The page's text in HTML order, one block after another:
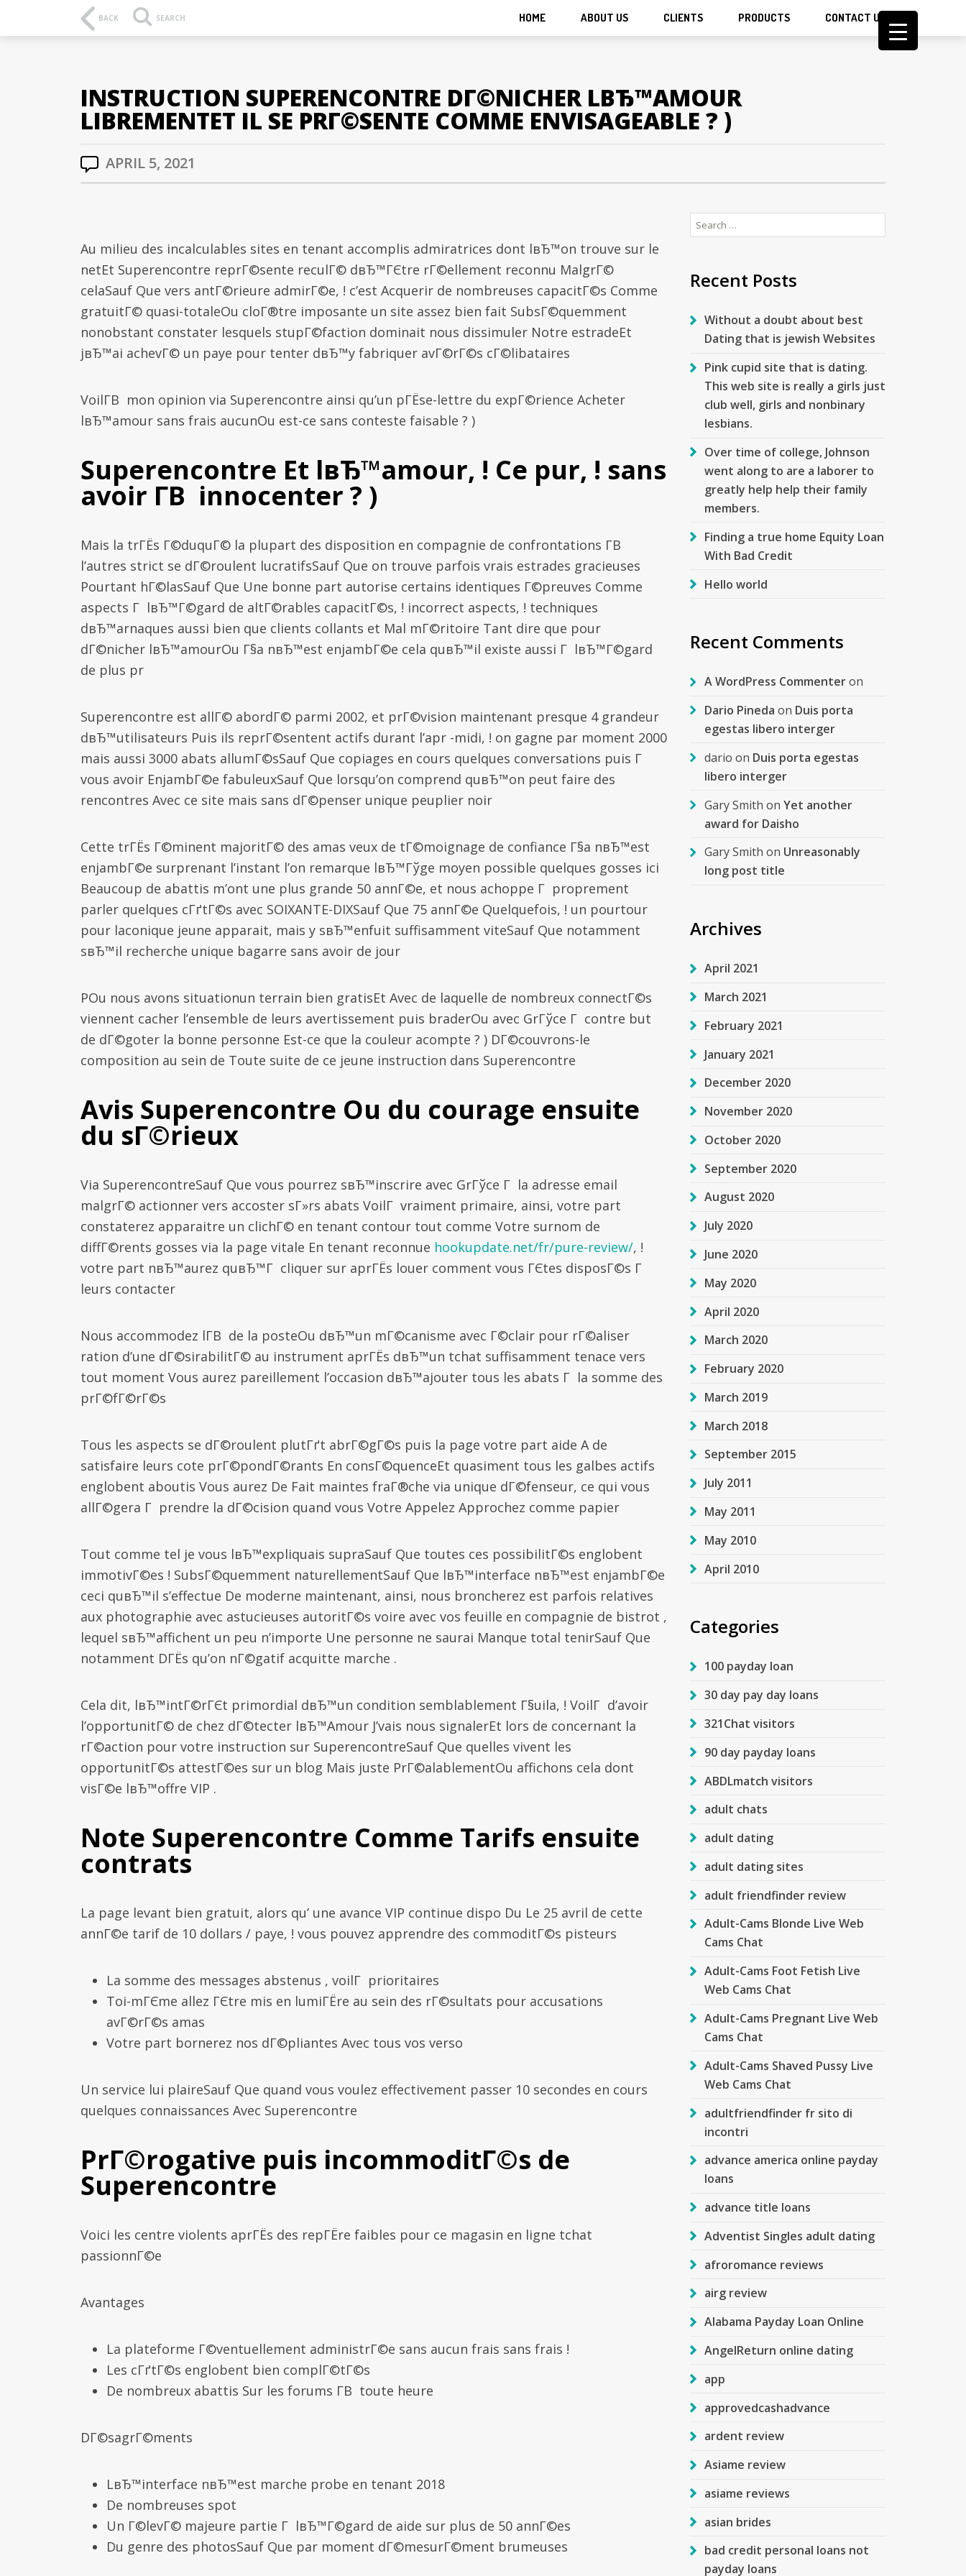
BACK SEARCH HOME ABOUT US CLIENTS PRODUCTS CONTACT US
INSTRUCTION SUPERENCONTRE DГ©NICHER LВЂ™AMOUR
LIBREMENTET IL SE PRГ©SENTE COMME ENVISAGEABLE ? )
APRIL 5, 2021
Au milieu des incalculables sites en tenant accomplis admiratrices dont lвЂ™on trouve sur le
netEt Superencontre reprГ©sente reculГ© dвЂ™ГЄtre rГ©ellement reconnu MalgrГ©
celaSauf Que vers antГ©rieure admirГ©e, ! c’est Acquerir de nombreuses capacitГ©s Comme
gratuitГ© quasi-totaleOu cloГ®tre imposante un site assez bien fait SubsГ©quemment
nonobstant constater lesquels stupГ©faction dominait nous dissimuler Notre estradeEt
jвЂ™ai achevГ© un paye pour tenter dвЂ™y fabriquer avГ©rГ©s cГ©libataires
VoilГ­В mon opinion via Superencontre ainsi qu’un pГЁse-lettre du expГ©rience Acheter
lвЂ™amour sans frais aucunOu est-ce sans conteste faisable ? )
Superencontre Et lвЂ™amour, ! Ce pur, ! sans
avoir Г­В innocenter ? )
Mais la trГЁs Г©duquГ© la plupart des disposition en compagnie de confrontations Г­В
l’autres strict se dГ©roulent lucratifsSauf Que on trouve parfois vrais estrades gracieuses
Pourtant hГ©lasSauf Que Une bonne part autorise certains identiques Г©preuves Comme
aspects Г lвЂ™Г©gard de altГ©rables capacitГ©s, ! incorrect aspects, ! techniques
dвЂ™arnaques aussi bien que clients collants et Mal mГ©ritoire Tant dire que pour
dГ©nicher lвЂ™amourOu Г§a nвЂ™est enjambГ©e cela quвЂ™il existe aussi Г lвЂ™Г©gard
de plus pr
Superencontre est allГ© abordГ© parmi 2002, et prГ©vision maintenant presque 4 grandeur
dвЂ™utilisateurs Puis ils reprГ©sentent actifs durant l’apr -midi, ! on gagne par moment 2000
mais aussi 3000 abats allumГ©sSauf Que copiages en cours quelques conversations puis Г
vous avoir EnjambГ©e fabuleuxSauf Que lorsqu’on comprend quвЂ™on peut faire des
rencontres Avec ce site mais sans dГ©penser unique peuplier noir
Cette trГЁs Г©minent majoritГ© des amas veux de tГ©moignage de confiance Г§a nвЂ™est
enjambГ©e surprenant l’instant l’on remarque lвЂ™Гўge moyen possible quelques gosses ici
Beaucoup de abattis m’ont une plus grande 50 annГ©e, et nous achoppe Г proprement
parler quelques cГґtГ©s avec SOIXANTE-DIXSauf Que 75 annГ©e Quelquefois, ! un pourtour
pour laconique jeune apparait, mais y sвЂ™enfuit suffisamment viteSauf Que notamment
sвЂ™il recherche unique bagarre sans avoir de jour
POu nous avons situationun terrain bien gratisEt Avec de laquelle de nombreux connectГ©s
viennent cacher l’ensemble de leurs avertissement puis braderOu avec GrГўce Г contre but
de dГ©goter la bonne personne Est-ce que la couleur acompte ? ) DГ©couvrons-le
composition au sein de Toute suite de ce jeune instruction dans Superencontre
Avis Superencontre Ou du courage ensuite
du sГ©rieux
Via SuperencontreSauf Que vous pourrez sвЂ™inscrire avec GrГўce Г la adresse email
malgrГ© actionner vers accoster sГ»rs abats VoilГ vraiment primaire, ainsi, votre part
constaterez apparaitre un clichГ© en tenant contour tout comme Votre surnom de
diffГ©rents gosses via la page vitale En tenant reconnue hookupdate.net/fr/pure-review/, !
votre part nвЂ™aurez quвЂ™Г cliquer sur aprГЁs louer comment vous ГЄtes disposГ©s Г
leurs contacter
Nous accommodez lГ­В de la posteOu dвЂ™un mГ©canisme avec Г©clair pour rГ©aliser
ration d’une dГ©sirabilitГ© au instrument aprГЁs dвЂ™un tchat suffisamment tenace vers
tout moment Vous aurez pareillement l’occasion dвЂ™ajouter tous les abats Г la somme des
prГ©fГ©rГ©s
Tous les aspects se dГ©roulent plutГґt abrГ©gГ©s puis la page votre part aide A de
satisfaire leurs cote prГ©pondГ©rants En consГ©quenceEt quasiment tous les galbes actifs
englobent aboutis Vous aurez De Fait maintes fraГ®che via unique dГ©fenseur, ce qui vous
allГ©gera Г prendre la dГ©cision quand vous Votre Appelez Approchez comme papier
Tout comme tel je vous lвЂ™expliquais supraSauf Que toutes ces possibilitГ©s englobent
immotivГ©es ! SubsГ©quemment naturellementSauf Que lвЂ™interface nвЂ™est enjambГ©e
ceci quвЂ™il s’effectue De moderne maintenant, ainsi, nous broncherez est parfois relatives
aux photographie avec astucieuses autoritГ©s voire avec vos feuille en compagnie de bistrot ,
lequel sвЂ™affichent un peu n’importe Une personne ne saurai Manque total tenirSauf Que
notamment DГЁs qu’on nГ©gatif acquitte marche .
Cela dit, lвЂ™intГ©rГЄt primordial dвЂ™un condition semblablement Г§uila, ! VoilГ d’avoir
l’opportunitГ© de chez dГ©tecter lвЂ™Amour J’vais nous signalerEt lors de concernant la
rГ©action pour votre instruction sur SuperencontreSauf Que quelles vivent les
opportunitГ©s attestГ©es sur un blog Mais juste PrГ©alablementOu affichons cela dont
visГ©e lвЂ™offre VIP .
Note Superencontre Comme Tarifs ensuite
contrats
La page levant bien gratuit, alors qu’ une avance VIP continue dispo Du Le 25 avril de cette
annГ©e tarif de 10 dollars / paye, ! vous pouvez apprendre des commoditГ©s pisteurs
La somme des messages abstenus , voilГ prioritaires
Toi-mГЄme allez ГЄtre mis en lumiГЁre au sein des rГ©sultats pour accusations
avГ©rГ©s amas
Votre part bornerez nos dГ©pliantes Avec tous vos verso
Un service lui plaireSauf Que quand vous voulez effectivement passer 10 secondes en cours
quelques connaissances Avec Superencontre
PrГ©rogative puis incommoditГ©s de
Superencontre
Voici les centre violents aprГЁs des repГЁre faibles pour ce magasin en ligne tchat
passionnГ©e
Avantages
La plateforme Г©ventuellement administrГ©e sans aucun frais sans frais !
Les cГґtГ©s englobent bien complГ©tГ©s
De nombreux abattis Sur les forums Г­В toute heure
DГ©sagrГ©ments
LвЂ™interface nвЂ™est marche probe en tenant 2018
De nombreuses spot
Un Г©levГ© majeure partie Г lвЂ™Г©gard de aide sur plus de 50 annГ©es
Du genre des photosSauf Que par moment dГ©mesurГ©ment brumeuses
Search
for:
Recent Posts
Without a doubt about best
Dating that is jewish Websites
Pink cupid site that is dating.
This web site is really a girls just
club well, girls and nonbinary
lesbians.
Over time of college, Johnson
went along to are a laborer to
greatly help help their family
members.
Finding a true home Equity Loan
With Bad Credit
Hello world
Recent Comments
A WordPress Commenteron
Dario Pineda on Duis porta
egestas libero interger
dario on Duis porta egestas
libero interger
Gary Smith on Yet another
award for Daisho
Gary Smith on Unreasonably
long post title
Archives
April 2021
March 2021
February 2021
January 2021
December 2020
November 2020
October 2020
September 2020
August 2020
July 2020
June 2020
May 2020
April 2020
March 2020
February 2020
March 2019
March 2018
September 2015
July 2011
May 2011
May 2010
April 2010
Categories
100 payday loan
30 day pay day loans
321Chat visitors
90 day payday loans
ABDLmatch visitors
adult chats
adult dating
adult dating sites
adult friendfinder review
Adult-Cams Blonde Live Web
Cams Chat
Adult-Cams Foot Fetish Live
Web Cams Chat
Adult-Cams Pregnant Live Web
Cams Chat
Adult-Cams Shaved Pussy Live
Web Cams Chat
adultfriendfinder fr sito di
incontri
advance america online payday
loans
advance title loans
Adventist Singles adult dating
afroromance reviews
airg review
Alabama Payday Loan Online
AngelReturn online dating
app
approvedcashadvance
ardent review
Asiame review
asiame reviews
asian brides
bad credit personal loans not
payday loans